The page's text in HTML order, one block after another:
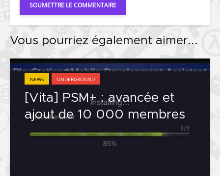
Vous pourriez également aimer...
NEWS UNDERGROUND
[Vita] PSM+ : avancée et
ajout de 10 000 membres